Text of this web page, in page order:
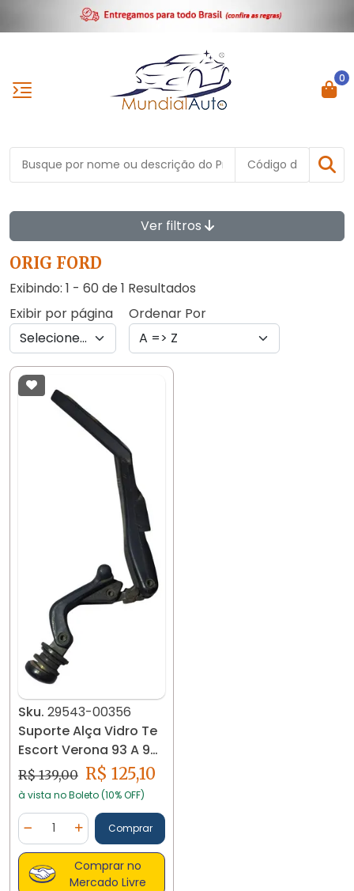
0
Ver filtros
ORIG FORD
Exibindo: 1 - 60 de 1 Resultados
Exibir por página
Ordenar Por
Sku. 29543-00356
Suporte Alça Vidro Te
Escort Verona 93 A 96
Sapão 29543 - Preto
R$ 139,00 R$ 125,10
à vista no Boleto (10% OFF)
Diminuir Quantidade
Quantidade
Adicionar Quantidade
Comprar
Comprar no
Mercado Livre